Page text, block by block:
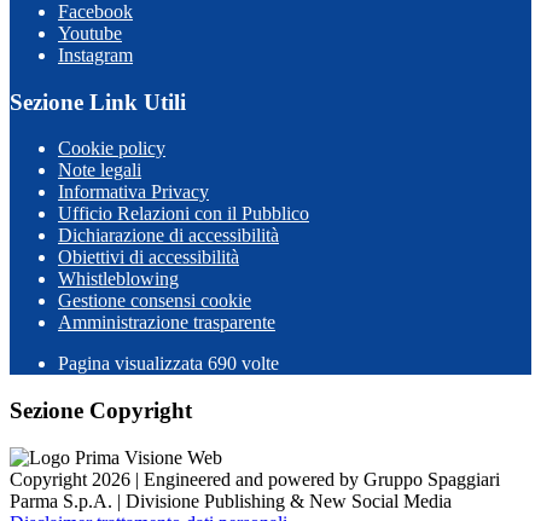
Facebook
Youtube
Instagram
Sezione Link Utili
Cookie policy
Note legali
Informativa Privacy
Ufficio Relazioni con il Pubblico
Dichiarazione di accessibilità
Obiettivi di accessibilità
Whistleblowing
Gestione consensi cookie
Amministrazione trasparente
Pagina visualizzata 690 volte
Sezione Copyright
Copyright 2026 | Engineered and powered by Gruppo Spaggiari
Parma S.p.A. | Divisione Publishing & New Social Media